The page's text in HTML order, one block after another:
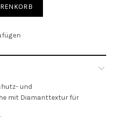
und
mit Diamanttextur für